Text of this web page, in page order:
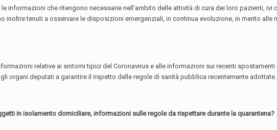
informazioni che ritengono necessarie nell’ambito delle attività di cura dei loro pazienti, ivi
inoltre tenuti a osservare le disposizioni emergenziali, in continua evoluzione, in merito
relative ai sintomi tipici del Coronavirus e alle informazioni sui recenti
organi deputati a garantire il rispetto delle regole di sanità pubblica recentemente adottate.
in isolamento domiciliare, informazioni sulle regole da rispettare durante la quarantena?